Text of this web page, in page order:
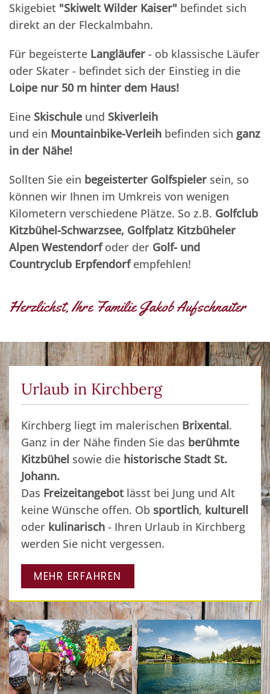
Skigebiet "Skiwelt Wilder Kaiser" befindet sich
direkt an der Fleckalmbahn.
Für begeisterte Langläufer - ob klassische Läufer
oder Skater - befindet sich der Einstieg in die
Loipe nur 50 m hinter dem Haus!
Eine Skischule und Skiverleih
und ein Mountainbike-Verleih befinden sich ganz
in der Nähe!
Sollten Sie ein begeisterter Golfspieler sein, so
können wir Ihnen im Umkreis von wenigen
Kilometern verschiedene Plätze. So z.B. Golfclub
Kitzbühel-Schwarzsee, Golfplatz Kitzbüheler
Alpen Westendorfoder der Golf- und
Countryclub Erpfendorfempfehlen!
Herzlichst, Ihre Familie Jakob Aufschnaiter
Urlaub in Kirchberg
Kirchberg liegt im malerischen Brixental.
Ganz in der Nähe finden Sie das berühmte
Kitzbühel sowie die historische Stadt St.
Johann.
Das Freizeitangebot lässt bei Jung und Alt
keine Wünsche offen. Ob sportlich, kulturell
oder kulinarisch - Ihren Urlaub in Kirchberg
werden Sie nicht vergessen.
MEHR ERFAHREN